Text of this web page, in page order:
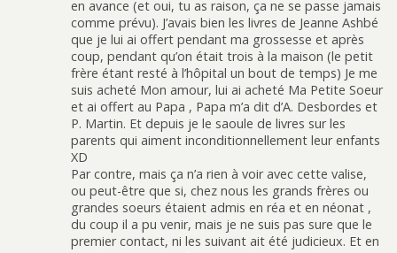
en avance (et oui, tu as raison, ça ne se passe jamais
comme prévu). J’avais bien les livres de Jeanne Ashbé
que je lui ai offert pendant ma grossesse et après
coup, pendant qu’on était trois à la maison (le petit
frère étant resté à l’hôpital un bout de temps) Je me
suis acheté Mon amour, lui ai acheté Ma Petite Soeur
et ai offert au Papa , Papa m’a dit d’A. Desbordes et
P. Martin. Et depuis je le saoule de livres sur les
parents qui aiment inconditionnellement leur enfants
XD
Par contre, mais ça n’a rien à voir avec cette valise,
ou peut-être que si, chez nous les grands frères ou
grandes soeurs étaient admis en réa et en néonat ,
du coup il a pu venir, mais je ne suis pas sure que le
premier contact, ni les suivant ait été judicieux. Et en